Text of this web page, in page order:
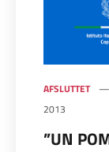
AFSLUTTET
2013
”UN